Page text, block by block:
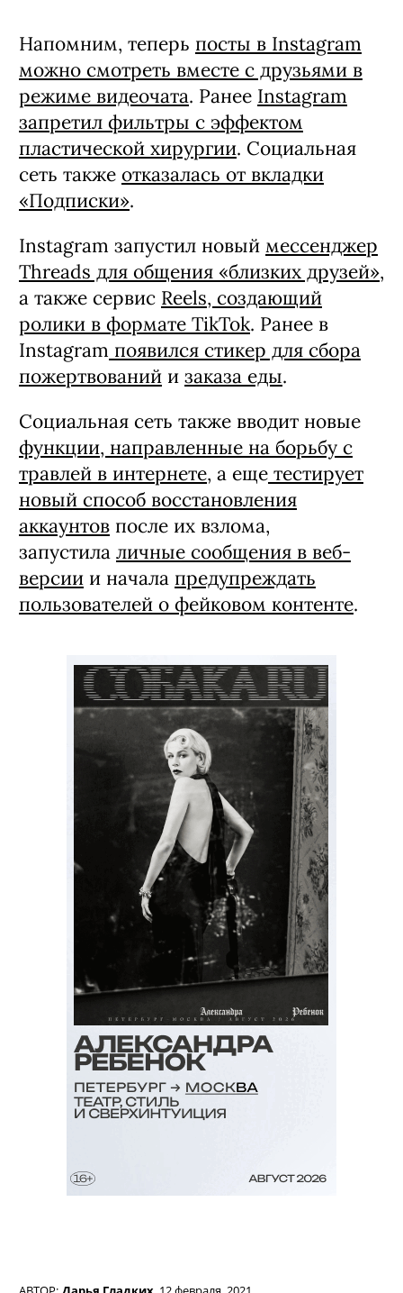
Напомним, теперь посты в Instagram
можно смотреть вместе с друзьями в
режиме видеочата. Ранее Instagram
запретил фильтры с эффектом
пластической хирургии. Социальная
сеть также отказалась от вкладки
«Подписки».
Instagram запустил новый мессенджер
Threads для общения «близких друзей»,
а также сервис Reels, создающий
ролики в формате TikTok. Ранее в
Instagram появился стикер для сбора
пожертвований и заказа еды.
Социальная сеть также вводит новые
функции, направленные на борьбу с
травлей в интернете, а еще тестирует
новый способ восстановления
аккаунтов после их взлома,
запустила личные сообщения в веб-
версии и начала предупреждать
пользователей о фейковом контенте.